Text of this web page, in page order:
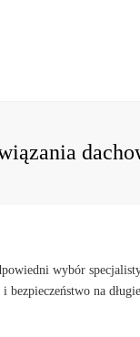
wybór
na